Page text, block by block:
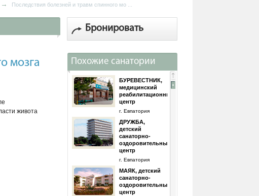
Последствия болезней и травм спинного мо ...
мозга
живота
Бронировать
Похожие санатории
БУРЕВЕСТНИК,
медицинский
реабилитационный
центр
г. Евпатория
ДРУЖБА,
детский
санаторно-
оздоровительный
центр
г. Евпатория
МАЯК, детский
санаторно-
оздоровительный
центр